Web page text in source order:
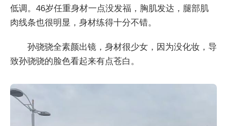
低调。46岁任重身材一点没发福，胸肌发达，腿部肌
肉线条也很明显，身材练得十分不错。
孙骁骁全素颜出镜，身材很少女，因为没化妆，导
致孙骁骁的脸色看起来有点苍白。